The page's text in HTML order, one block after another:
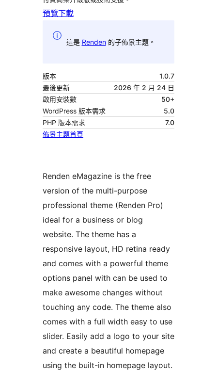
預覽下載
這是 Renden的子佈景主題。
版本
1.0.7
最後更新
2026 年 2 月 24 日
啟用安裝數
50+
WordPress 版本需求
5.0
PHP 版本需求
7.0
佈景主題首頁
Renden eMagazine is the free
version of the multi-purpose
professional theme (Renden Pro)
ideal for a business or blog
website. The theme has a
responsive layout, HD retina ready
and comes with a powerful theme
options panel with can be used to
make awesome changes without
touching any code. The theme also
comes with a full width easy to use
slider. Easily add a logo to your site
and create a beautiful homepage
using the built-in homepage layout.